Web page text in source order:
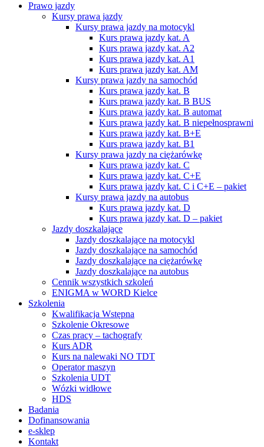
Prawo jazdy
Kursy prawa jazdy
Kursy prawa jazdy na motocykl
Kurs prawa jazdy kat. A
Kurs prawa jazdy kat. A2
Kurs prawa jazdy kat. A1
Kurs prawa jazdy kat. AM
Kursy prawa jazdy na samochód
Kurs prawa jazdy kat. B
Kurs prawa jazdy kat. B BUS
Kurs prawa jazdy kat. B automat
Kurs prawa jazdy kat. B niepełnosprawni
Kurs prawa jazdy kat. B+E
Kurs prawa jazdy kat. B1
Kursy prawa jazdy na ciężarówkę
Kurs prawa jazdy kat. C
Kurs prawa jazdy kat. C+E
Kurs prawa jazdy kat. C i C+E – pakiet
Kursy prawa jazdy na autobus
Kurs prawa jazdy kat. D
Kurs prawa jazdy kat. D – pakiet
Jazdy doszkalające
Jazdy doszkalające na motocykl
Jazdy doszkalające na samochód
Jazdy doszkalające na ciężarówkę
Jazdy doszkalające na autobus
Cennik wszystkich szkoleń
ENIGMA w WORD Kielce
Szkolenia
Kwalifikacja Wstępna
Szkolenie Okresowe
Czas pracy – tachografy
Kurs ADR
Kurs na nalewaki NO TDT
Operator maszyn
Szkolenia UDT
Wózki widłowe
HDS
Badania
Dofinansowania
e-sklep
Kontakt